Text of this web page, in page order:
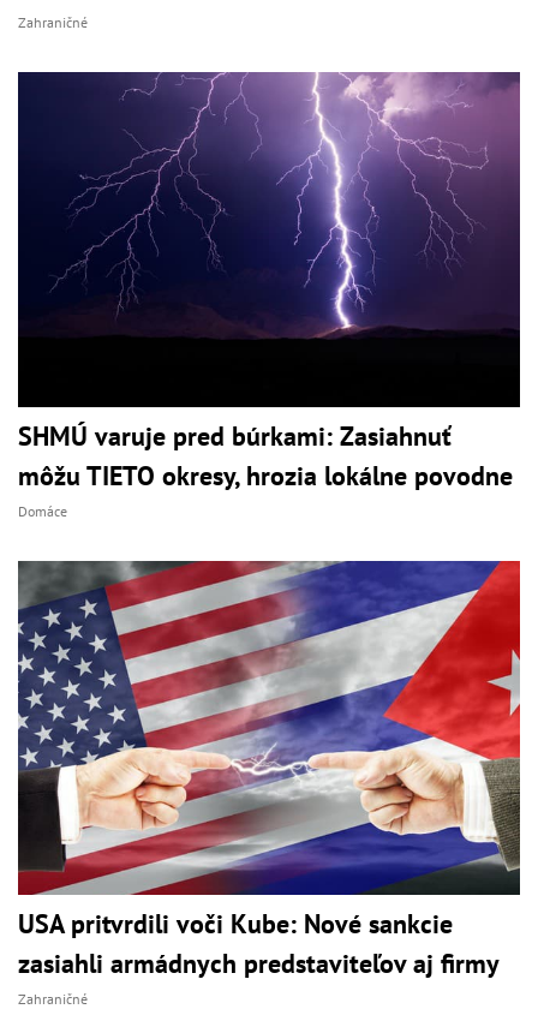
Zahraničné
SHMÚ varuje pred búrkami: Zasiahnuť
môžu TIETO okresy, hrozia lokálne povodne
Domáce
USA pritvrdili voči Kube: Nové sankcie
zasiahli armádnych predstaviteľov aj firmy
Zahraničné